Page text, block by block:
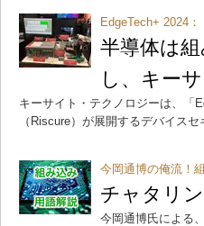
EdgeTech+ 2024：
半導体は
し、キー
キーサイト・テクノロジーは、「
（Riscure）が展開するデバイス
今岡通博の俺流！
チャタリ
今岡通博氏による